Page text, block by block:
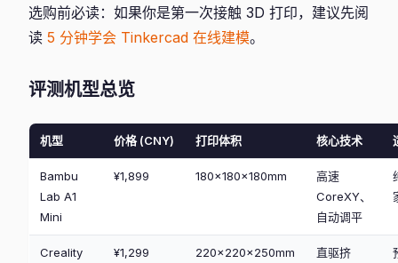
选购前必读：如果你是第一次接触 3D 打印，建议先阅
读 5 分钟学会 Tinkercad 在线建模。
评测机型总览
机型 价格 (CNY) 打印体积 核心技术
Bambu
Lab A1
Mini
¥1,899 180×180×180mm
高速
CoreXY、
自动调平
Creality
¥1,299 220×220×250mm
直驱挤